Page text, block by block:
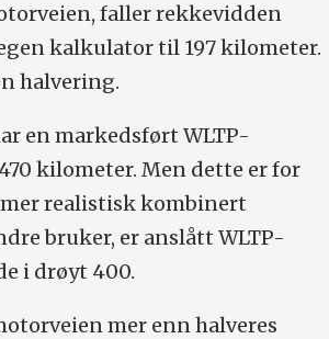
faller rekkevidden
kalkulator til 197 kilometer.
halvering.
en markedsført WLTP-
kilometer. Men dette er for
realistisk kombinert
bruker, er anslått WLTP-
i drøyt 400.
mer enn halveres